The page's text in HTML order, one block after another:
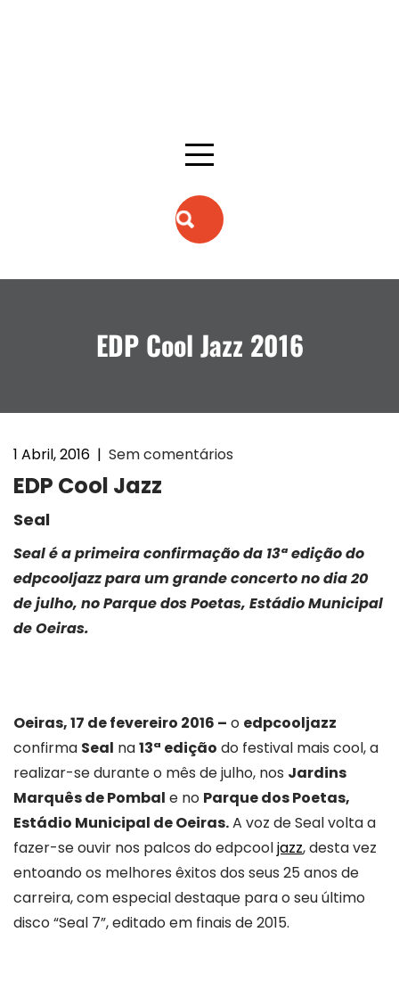
EDP Cool Jazz 2016
1 Abril, 2016 | Sem comentários
EDP Cool Jazz
Seal
Seal é a primeira confirmação da 13ª edição do
edpcooljazz para um grande concerto no dia 20
de julho, no Parque dos Poetas, Estádio Municipal
de Oeiras.
Oeiras, 17 de fevereiro 2016 – o edpcooljazz
confirma Seal na13ª edição do festival mais cool, a
realizar-se durante o mês de julho, nos Jardins
Marquês de Pombal e no Parque dos Poetas,
Estádio Municipal de Oeiras.A voz de Seal volta a
fazer-se ouvir nos palcos do edpcooljazz, desta vez
entoando os melhores êxitos dos seus 25 anos de
carreira, com especial destaque para o seu último
disco “Seal 7”, editado em finais de 2015.